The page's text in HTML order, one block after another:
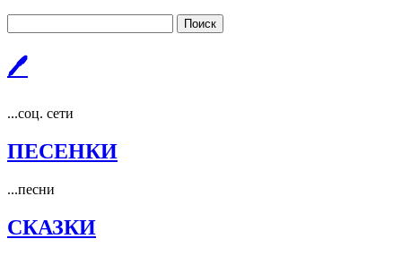
Поиск
🖊
...соц. сети
ПЕСЕНКИ
...песни
СКАЗКИ